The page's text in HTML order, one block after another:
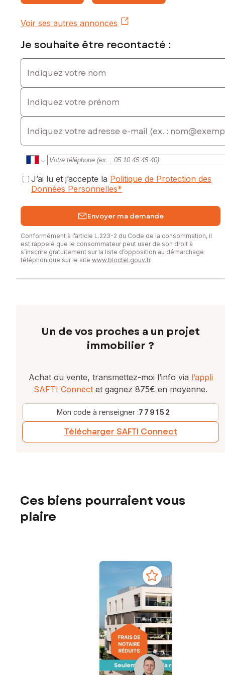
Voir ses autres annonces
Je souhaite être recontacté :
Indiquez votre nom
Indiquez votre prénom
E-mail
J’ai lu et j’accepte la Politique de Protection des
Données Personnelles*
Envoyer ma demande
Conformément à l’article L.223-2 du Code de la consommation, il
est rappelé que le consommateur peut user de son droit à
s’inscrire gratuitement sur la liste d’opposition au démarchage
téléphonique sur le site www.bloctel.gouv.fr.
Un de vos proches a un projet
immobilier ?
Achat ou vente, transmettez-moi l’info via l’appli
SAFTI Connect et gagnez 875€ en moyenne.
Mon code à renseigner :779152
Télécharger SAFTI Connect
Ces biens pourraient vous
plaire